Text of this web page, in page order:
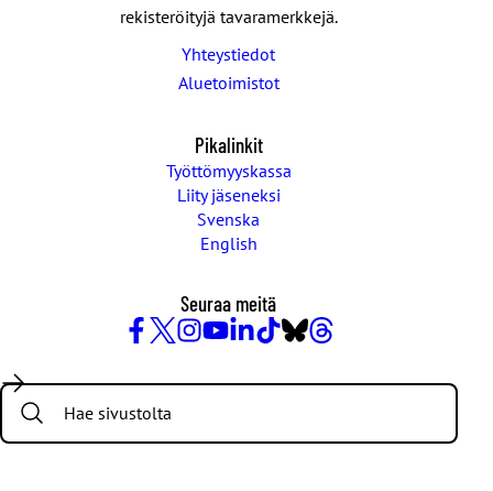
rekisteröityjä tavaramerkkejä.
Yhteystiedot
Aluetoimistot
Pikalinkit
Työttömyyskassa
Liity jäseneksi
Svenska
English
Seuraa meitä
/
Twitter
Search: